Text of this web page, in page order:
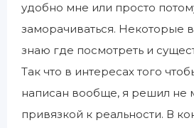
удобно мне или просто
заморачиваться. Некоторые
знаю где посмотреть и
Так что в интересах того
написан вообще, я решил не
привязкой к реальности. В